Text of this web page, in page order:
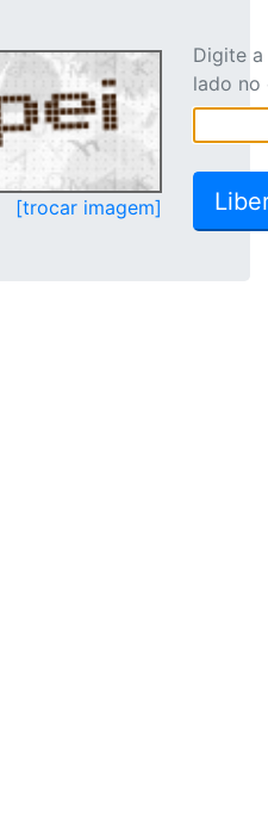
[trocar imagem]
Digite
lado no